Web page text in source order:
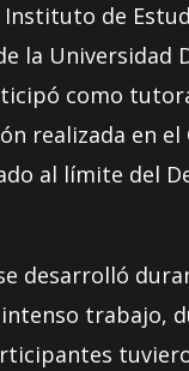
de
la Universidad
como
realizada en
al límite del
desarrolló
intenso trabajo,